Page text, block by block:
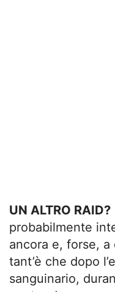
UN ALTRO RAID?
probabilmente
ancora e, forse,
tant’è che dopo
sanguinario,